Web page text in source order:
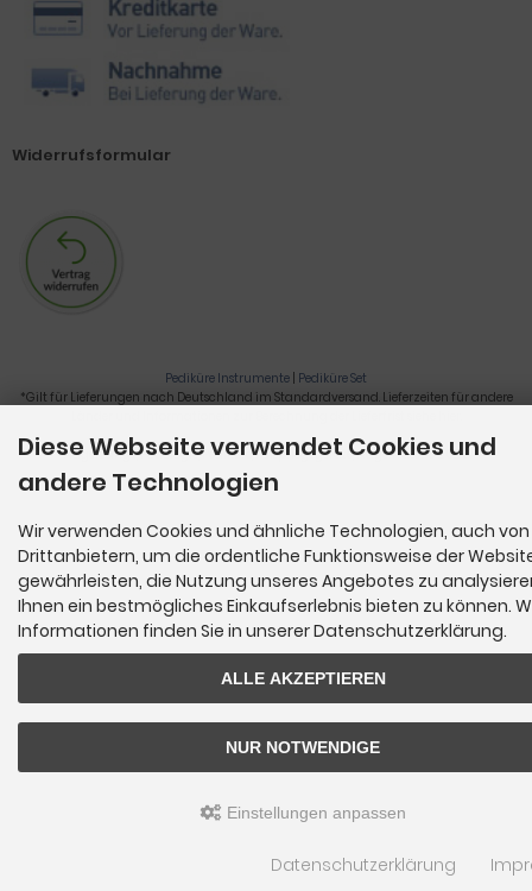
Widerrufsformular
Pediküre Instrumente | Pediküre Set
*Gilt für Lieferungen nach Deutschland im Standardversand. Lieferzeiten für andere
Nagelzange, Podologie, Pediküre, Fußpflegegeräte, Nagelfräser © 2026
Diese Webseite verwendet Cookies und
andere Technologien
Wir verwenden Cookies und ähnliche Technologien, auch von
Drittanbietern, um die ordentliche Funktionsweise der
gewährleisten, die Nutzung unseres Angebotes zu
Ihnen ein bestmögliches Einkaufserlebnis bieten zu können.
Informationen finden Sie in unserer Datenschutzerklärung.
ALLE AKZEPTIEREN
NUR NOTWENDIGE
Einstellungen anpassen
Datenschutzerklärung